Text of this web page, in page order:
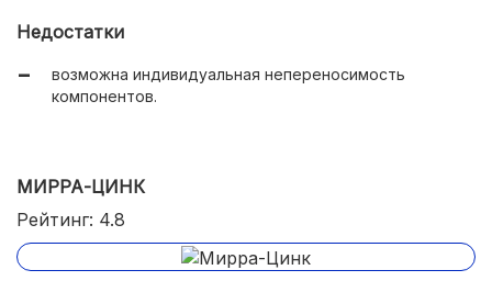
Недостатки
возможна индивидуальная непереносимость
компонентов.
МИРРА-ЦИНК
Рейтинг: 4.8